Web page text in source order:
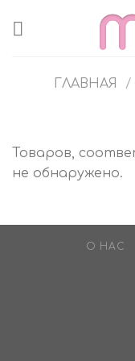
ГЛАВНАЯ /
Товаров,
не обнаружено.
О НАС